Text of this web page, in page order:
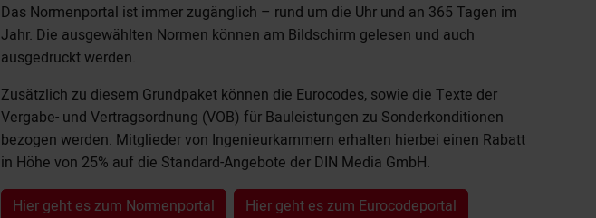
Das Normenportal ist immer zugänglich – rund um die Uhr und an 365 Tagen im
Jahr. Die ausgewählten Normen können am Bildschirm gelesen und auch
ausgedruckt werden.
Zusätzlich zu diesem Grundpaket können die Eurocodes, sowie die Texte der
Vergabe- und Vertragsordnung (VOB) für Bauleistungen zu Sonderkonditionen
bezogen werden. Mitglieder von Ingenieurkammern erhalten hierbei einen Rabatt
in Höhe von 25% auf die Standard-Angebote der DIN Media GmbH.
Hier geht es zum Normenportal
Hier geht es zum Eurocodeportal